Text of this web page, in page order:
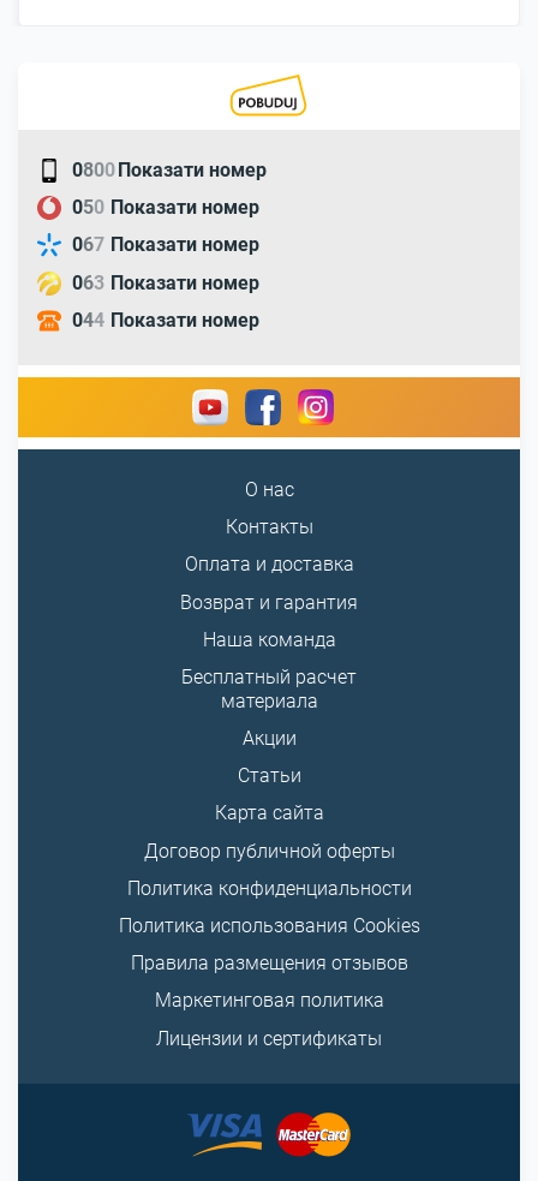
0800Показати номер
050 Показати номер
067 Показати номер
063 Показати номер
044 Показати номер
О нас
Контакты
Оплата и доставка
Возврат и гарантия
Наша команда
Бесплатный расчет
материала
Акции
Статьи
Карта сайта
Договор публичной оферты
Политика конфиденциальности
Политика использования Cookies
Правила размещения отзывов
Маркетинговая политика
Лицензии и сертификаты